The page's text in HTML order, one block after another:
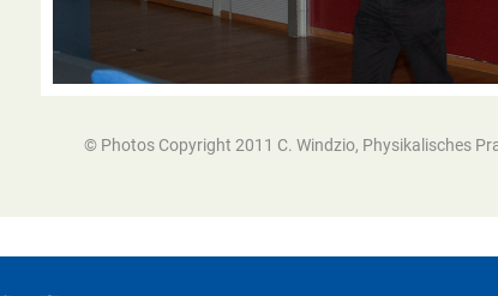
© Photos Copyright 2011 C. Windzio, Physikalisches